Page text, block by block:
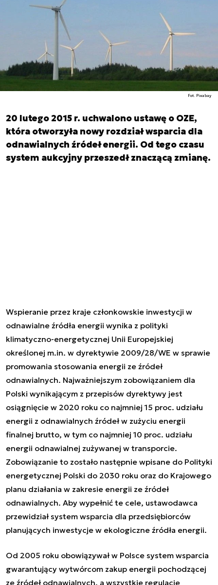
Fot. Pixabay
20 lutego 2015 r. uchwalono ustawę o OZE,
która otworzyła nowy rozdział wsparcia dla
odnawialnych źródeł energii. Od tego czasu
system aukcyjny przeszedł znaczącą zmianę.
Wspieranie przez kraje członkowskie inwestycji w
odnawialne źródła energii wynika z polityki
klimatyczno-energetycznej Unii Europejskiej
określonej m.in. w dyrektywie 2009/28/WE w sprawie
promowania stosowania energii ze źródeł
odnawialnych. Najważniejszym zobowiązaniem dla
Polski wynikającym z przepisów dyrektywy jest
osiągnięcie w 2020 roku co najmniej 15 proc. udziału
energii z odnawialnych źródeł w zużyciu energii
finalnej brutto, w tym co najmniej 10 proc. udziału
energii odnawialnej zużywanej w transporcie.
Zobowiązanie to zostało następnie wpisane do Polityki
energetycznej Polski do 2030 roku oraz do Krajowego
planu działania w zakresie energii ze źródeł
odnawialnych. Aby wypełnić te cele, ustawodawca
przewidział system wsparcia dla przedsiębiorców
planujących inwestycje w ekologiczne źródła energii.
Od 2005 roku obowiązywał w Polsce system wsparcia
gwarantujący wytwórcom zakup energii pochodzącej
ze źródeł odnawialnych, a wszystkie regulacje